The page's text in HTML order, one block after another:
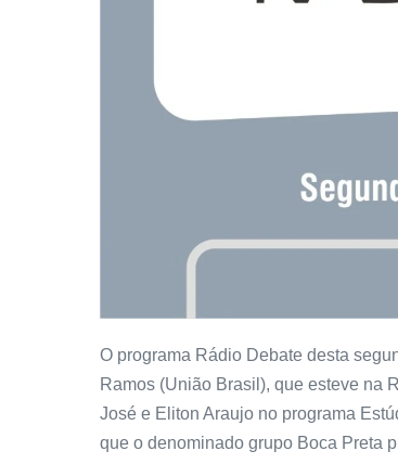
O programa Rádio Debate desta
Ramos (União Brasil), que esteve na
José e Eliton Araujo no programa
que o denominado grupo Boca Preta